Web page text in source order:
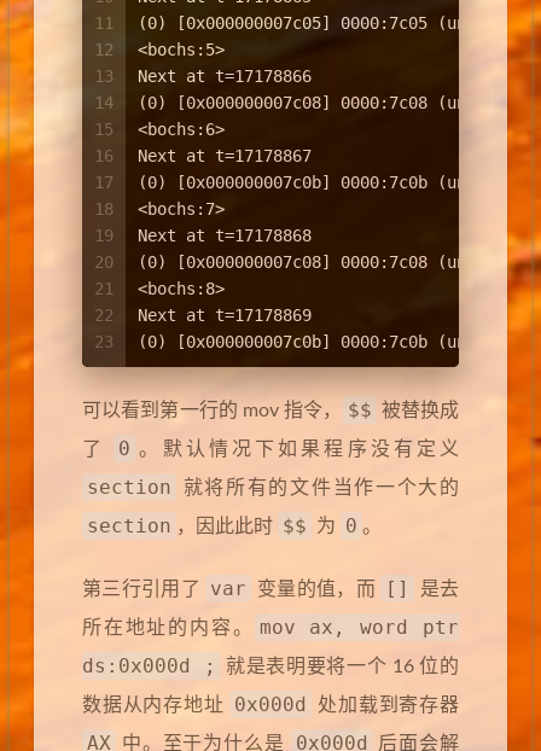
11
12
13
14
15
16
17
18
19
20
21
22
23
(0) [0x000000007c05] 0000:7c05 (unk.
<bochs:5>
Next at t=17178866
(0) [0x000000007c08] 0000:7c08 (unk.
<bochs:6>
Next at t=17178867
(0) [0x000000007c0b] 0000:7c0b (unk.
<bochs:7>
Next at t=17178868
(0) [0x000000007c08] 0000:7c08 (unk.
<bochs:8>
Next at t=17178869
(0) [0x000000007c0b] 0000:7c0b (unk.
可以看到第一行的 mov 指令， $$ 被替换成
了
0 。默认情况下如果程序没有定义
section 就将所有的文件当作一个大的
section ，因此此时 $$ 为 0 。
第三行引用了 var 变量的值，而 []
是去
所在地址的内容。
mov ax, word ptr
ds:0x000d ;
就是表明要将一个 16 位的
数据从内存地址
0x000d 处加载到寄存器
AX 中。至于为什么是 0x000d
后面会解